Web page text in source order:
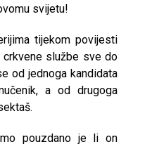
svijetu!
tijekom povijesti
službe sve do
od jednoga kandidata
a od drugoga
pouzdano je li on